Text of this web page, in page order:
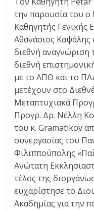
την παρουσία του
Καθηγητής Γενικής
Αθανάσιος Καψάλης
διεθνή αναγνώριση
διεθνή
με το ΑΠΘ και το
μετέχουν στο
Μεταπτυχιακά
Προγρ. Δρ. Νέλλη
του κ. Gramatikov
συνεργασίας του
Φιλιππούπολης
Ανώτατη
τέλος της
ευχαρίστησε το
Ακαδημίας για την